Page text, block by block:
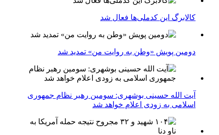
کالابرگ این کدملی‌ها فعال شد
دومین پویش «وطن به روایت من» تمدید شد
آیت الله حسینی بوشهری: سومین رهبر نظام جمهوری
اسلامی به زودی اعلام خواهد شد